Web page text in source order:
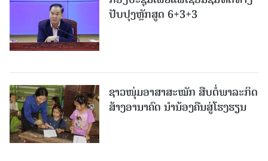
ປັບປຸງຫຼັກສູດ 6+3+3
ຊາວໜຸ່ມອາສາສະໝັກ ສືບຕໍ່ພາລະກິດ
ສ້າງອານາຄົດ ນໍານ້ອງຄືນສູ່ໂຮງຮຽນ